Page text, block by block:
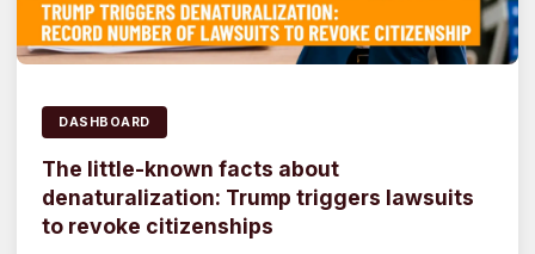
DASHBOARD
The little-known facts about
denaturalization: Trump triggers lawsuits
to revoke citizenships